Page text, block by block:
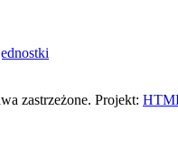
zastrzeżone. Projekt: